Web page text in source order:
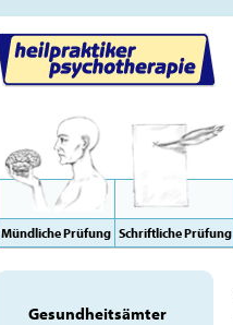
Mündliche Prüfung Schriftliche Prüfung
Gesundheitsämter